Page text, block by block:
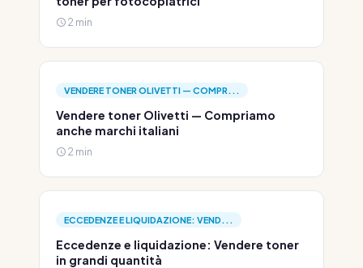
2 min
VENDERE TONER OLIVETTI — COMPR...
Vendere toner Olivetti — Compriamo
anche marchi italiani
2 min
ECCEDENZE E LIQUIDAZIONE: VEND...
Eccedenze e liquidazione: Vendere toner
in grandi quantità